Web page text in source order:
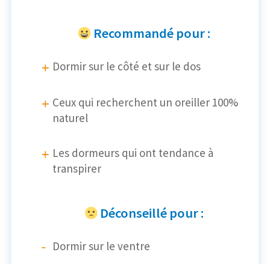
Recommandé pour :
Dormir sur le côté et sur le dos
Ceux qui recherchent un oreiller 100%
naturel
Les dormeurs qui ont tendance à
transpirer
Déconseillé pour :
Dormir sur le ventre